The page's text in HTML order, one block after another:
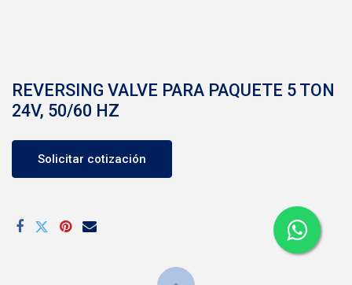
REVERSING VALVE PARA PAQUETE 5 TON
24V, 50/60 HZ
Solicitar cotización